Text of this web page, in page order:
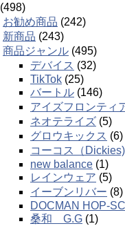
(498)
お勧め商品 (242)
新商品 (243)
商品ジャンル (495)
デバイス (32)
TikTok (25)
バートル (146)
アイズフロンティ
ネオテライズ (5)
グロウキックス (6)
コーコス（Dickies)
new balance (1)
レインウェア (5)
イーブンリバー (8)
DOCMAN HOP-
桑和 G.G (1)